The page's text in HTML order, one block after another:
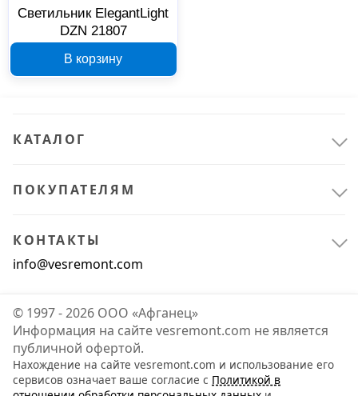
Светильник ElegantLight
DZN 21807
В корзину
КАТАЛОГ
ПОКУПАТЕЛЯМ
КОНТАКТЫ
info@vesremont.com
© 1997 - 2026 ООО «Афганец»
Информация на сайте vesremont.com не является
публичной офертой.
Нахождение на сайте vesremont.com и использование его
сервисов означает ваше согласие с Политикой в